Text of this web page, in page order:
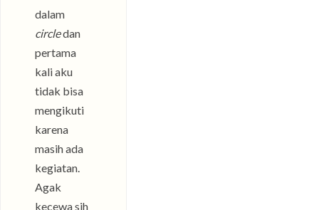
dalam
circledan
pertama
kali aku
tidak bisa
mengikuti
karena
masih ada
kegiatan.
Agak
kecewa sih